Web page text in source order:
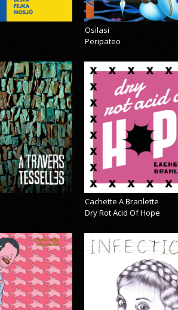
Osilasi
Peripateo
Cachette A Branlette
Dry Rot Acid Of Hope